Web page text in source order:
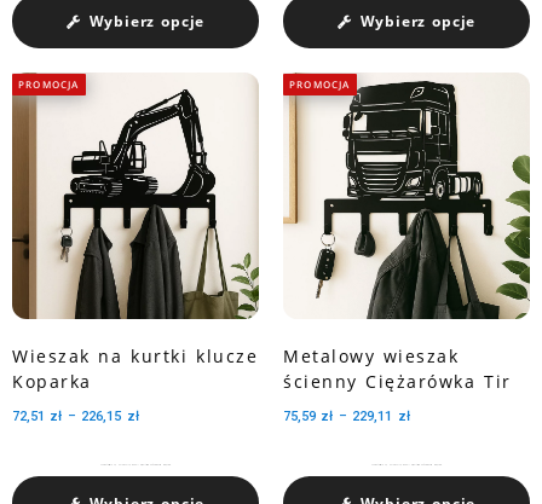
Wybierz opcje Wybierz opcje
PROMOCJA
Wieszak na kurtki klucze
Koparka
72,51 zł – 226,15 zł
PROMOCJA
Metalowy wieszak
ścienny Ciężarówka Tir
75,59 zł – 229,11 zł